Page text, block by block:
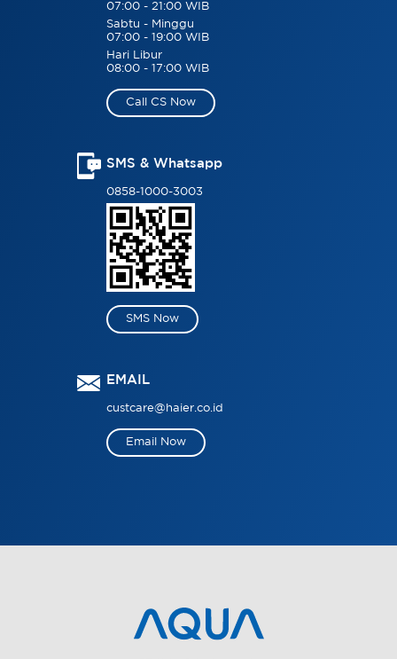
07:00 - 21:00 WIB
Sabtu - Minggu
07:00 - 19:00 WIB
Hari Libur
08:00 - 17:00 WIB
Call CS Now
SMS & Whatsapp
0858-1000-3003
SMS Now
EMAIL
custcare@haier.co.id
Email Now